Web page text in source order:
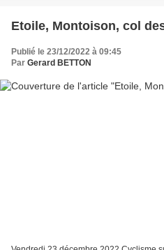
Etoile, Montoison, col
Publié le 23/12/2022 à 09:45
Par Gerard BETTON